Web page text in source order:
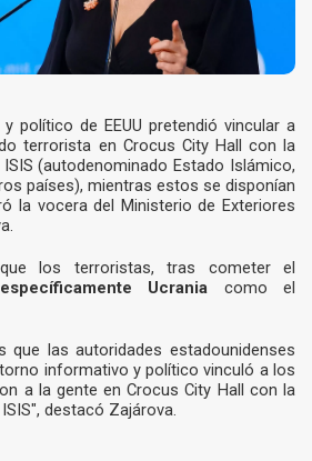
político de EEUU pretendió vincular a
terrorista en Crocus City Hall con la
(autodenominado Estado Islámico,
países), mientras estos se disponían
la vocera del Ministerio de Exteriores
que los terroristas, tras cometer el
Ucrania como el
que las autoridades estadounidenses
informativo y político vinculó a los
a la gente en Crocus City Hall con la
destacó Zajárova.